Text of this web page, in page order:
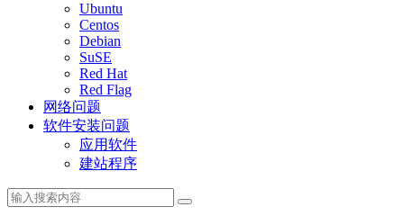
Ubuntu
Centos
Debian
SuSE
Red Hat
Red Flag
网络问题
软件安装问题
应用软件
建站程序